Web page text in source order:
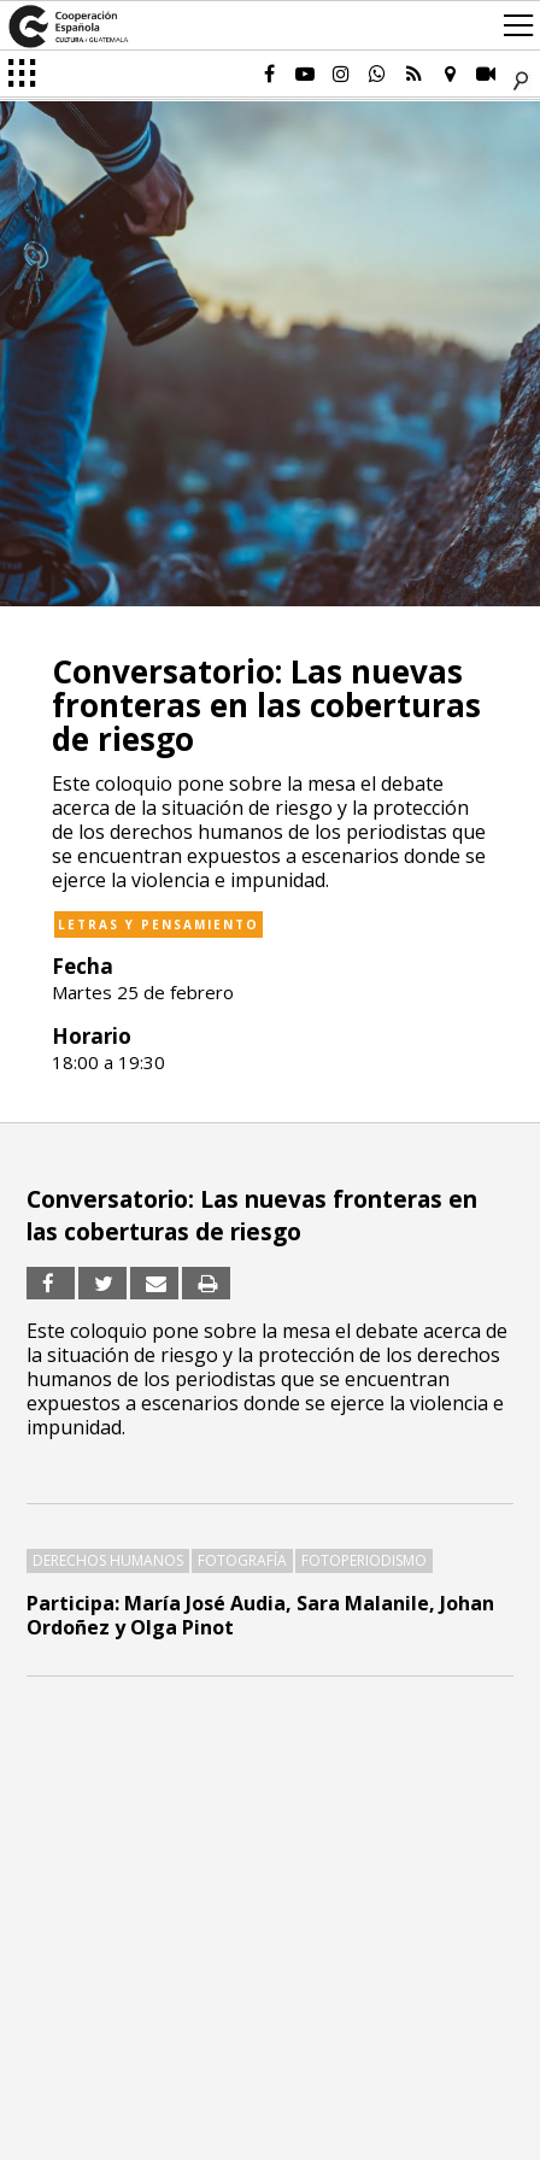
Conversatorio: Las nuevas
fronteras en las coberturas
de riesgo
Este coloquio pone sobre la mesa el debate
acerca de la situación de riesgo y la protección
de los derechos humanos de los periodistas que
se encuentran expuestos a escenarios donde se
ejerce la violencia e impunidad.
LETRAS Y PENSAMIENTO
Fecha
Martes 25 de febrero
Horario
18:00 a 19:30
Participa: María José Audia, Sara Malanile, Johan
Ordoñez y Olga Pinot
Conversatorio: Las nuevas fronteras en
las coberturas de riesgo
Este coloquio pone sobre la mesa el debate acerca de
la situación de riesgo y la protección de los derechos
humanos de los periodistas que se encuentran
expuestos a escenarios donde se ejerce la violencia e
impunidad.
DERECHOS HUMANOS FOTOGRAFÍA FOTOPERIODISMO